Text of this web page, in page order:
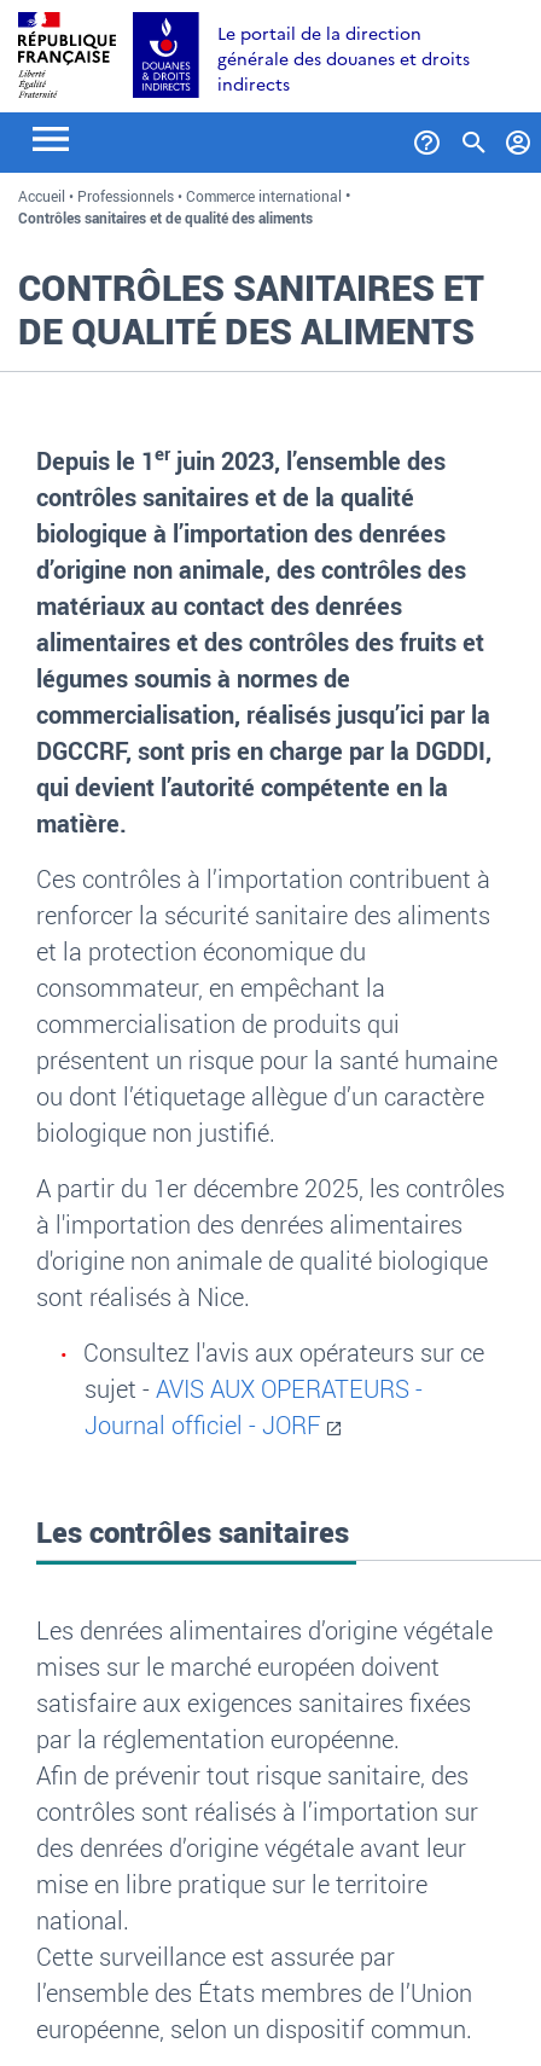
Aller
au
contenu
Aller
recherche
Aller
au
menu
Le portail de la direction
générale des douanes et droits
indirects
Accueil Professionnels
Commerce international
Contrôles sanitaires et de qualité des aliments
CONTRÔLES SANITAIRES ET
DE QUALITÉ DES ALIMENTS
Depuis le 1erjuin 2023, l’ensemble des
contrôles sanitaires et de la qualité
biologique à l’importation des denrées
d’origine non animale, des contrôles des
matériaux au contact des denrées
alimentaires et des contrôles des fruits et
légumes soumis à normes de
commercialisation, réalisés jusqu’ici par la
DGCCRF, sont pris en charge par la DGDDI,
qui devient l’autorité compétente en la
matière.
Ces contrôles à l’importation contribuent à
renforcer la sécurité sanitaire des aliments
et la protection économique du
consommateur, en empêchant la
commercialisation de produits qui
présentent un risque pour la santé humaine
ou dont l’étiquetage allègue d’un caractère
biologique non justifié.
A partir du 1er décembre 2025, les contrôles
à l'importation des denrées alimentaires
d'origine non animale de qualité biologique
sont réalisés à Nice.
Consultez l'avis aux opérateurs sur ce
sujet -AVIS AUX OPERATEURS -
Journal officiel - JORF
Les contrôles sanitaires
Les denrées alimentaires d’origine végétale
mises sur le marché européen doivent
satisfaire aux exigences sanitaires fixées
par la réglementation européenne.
Afin de prévenir tout risque sanitaire, des
contrôles sont réalisés à l’importation sur
des denrées d’origine végétale avant leur
mise en libre pratique sur le territoire
national.
Cette surveillance est assurée par
l’ensemble des États membres de l’Union
européenne, selon un dispositif commun.